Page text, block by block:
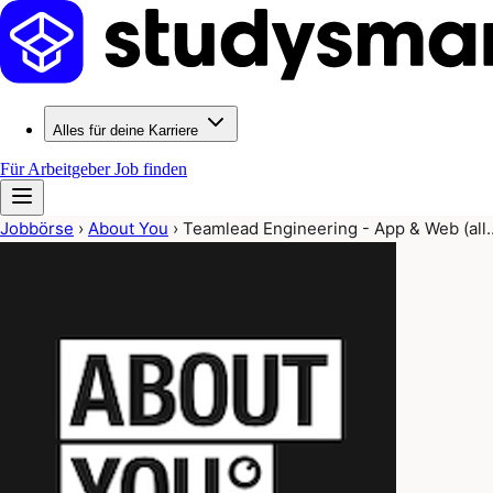
Alles für deine Karriere
Für ArbeitgeberJob finden
Jobbörse › About You › Teamlead Engineering - App & Web